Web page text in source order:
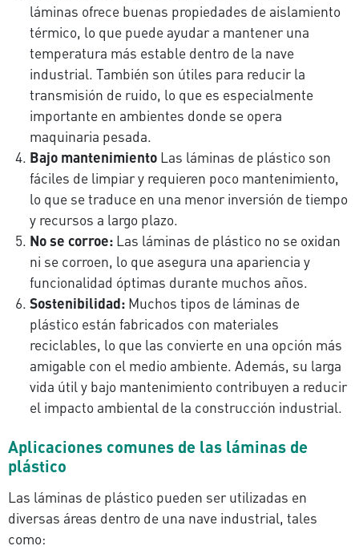
láminas ofrece buenas propiedades de aislamiento
térmico, lo que puede ayudar a mantener una
temperatura más estable dentro de la nave
industrial. También son útiles para reducir la
transmisión de ruido, lo que es especialmente
importante en ambientes donde se opera
maquinaria pesada.
Bajo mantenimientoLas láminas de plástico son
fáciles de limpiar y requieren poco mantenimiento,
lo que se traduce en una menor inversión de tiempo
y recursos a largo plazo.
No se corroe:Las láminas de plástico no se oxidan
ni se corroen, lo que asegura una apariencia y
funcionalidad óptimas durante muchos años.
Sostenibilidad:Muchos tipos de láminas de
plástico están fabricados con materiales
reciclables, lo que las convierte en una opción más
amigable con el medio ambiente. Además, su larga
vida útil y bajo mantenimiento contribuyen a reducir
el impacto ambiental de la construcción industrial.
Aplicaciones comunes de las láminas de
plástico
Las láminas de plástico pueden ser utilizadas en
diversas áreas dentro de una nave industrial, tales
como: